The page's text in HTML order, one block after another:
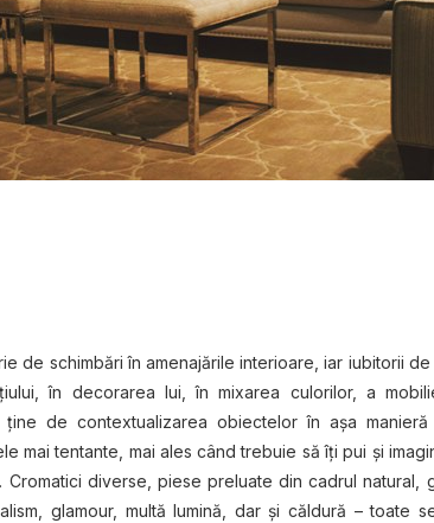
de schimbări în amenajările interioare, iar iubitorii
în decorarea lui, în mixarea culorilor, a
de contextualizarea obiectelor în aşa
mai tentante, mai ales când trebuie să îţi pui şi
diverse, piese preluate din cadrul natural,
glamour, multă lumină, dar şi căldură – toate